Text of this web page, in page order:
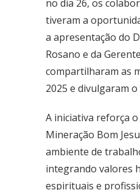
Cruzeiro
SRES Área Esp. s/no, Bloco M
Fone: (61) 3233-3890
QI 416, Conj. H, Lote 1 Brasília (DF)
Setor de Clubes Sul
SCE Sul Trecho 1, Conj. 9 - Avenida
Taguatinga Setor Hoteleiro Sul
no dia 26, os
tiveram a
a apresentação do
Rosano e da
compartilharam as
2025 e divulgaram
A iniciativa reforça
Mineração Bom
ambiente de
integrando valores
espirituais e